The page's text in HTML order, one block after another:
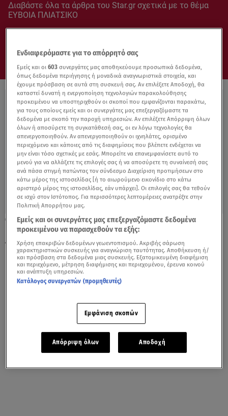
Διαβάστε όλα τα άρθρα του Star.gr σχετικά με το θέμα
ΕΥΒΟΙΑ ΠΛΙΑΤΣΙΚΟ
13.08.20, 21:41
Εύβοια: Άγνωστοι έκαναν πλιάτσικο σε
πλημμυροπαθείς
Ενδιαφερόμαστε για το απόρρητό σας
Εμείς και οι603 συνεργάτες μας αποθηκεύουμε προσωπικά δεδομένα,
όπως δεδομένα περιήγησης ή μοναδικά αναγνωριστικά στοιχεία, και
έχουμε πρόσβαση σε αυτά στη συσκευή σας. Αν επιλέξετε Αποδοχή, θα
καταστεί δυνατή η ενεργοποίηση τεχνολογιών παρακολούθησης
προκειμένου να υποστηριχθούν οι σκοποί που εμφανίζονται παρακάτω,
για τους οποίους εμείς και οι συνεργάτες μας επεξεργαζόμαστε τα
δεδομένα με σκοπό την παροχή υπηρεσιών. Αν επιλέξετε Απόρριψη όλων
όλων ή αποσύρετε τη συγκατάθεσή σας, οι εν λόγω τεχνολογίες θα
απενεργοποιηθούν. Αν απενεργοποιηθούν οι ιχνηλάτες, ορισμένο
περιεχόμενο και κάποιες από τις διαφημίσεις που βλέπετε ενδέχεται να
μην είναι τόσο σχετικές με εσάς. Μπορείτε να επανεμφανίσετε αυτό το
μενού για να αλλάξετε τις επιλογές σας ή να αποσύρετε τη συναίνεσή σας
ανά πάσα στιγμή πατώντας τον σύνδεσμο Διαχείριση προτιμήσεων στο
κάτω μέρος της ιστοσελίδας [ή το αιωρούμενο εικονίδιο στο κάτω
αριστερό μέρος της ιστοσελίδας, εάν υπάρχει]. Οι επιλογές σας θα τεθούν
σε ισχύ στον Ιστότοπος. Για περισσότερες λεπτομέρειες ανατρέξτε στην
Πολιτική Απορρήτου μας.
Εμείς και οι συνεργάτες μας επεξεργαζόμαστε δεδομένα
προκειμένου να παρασχεθούν τα εξής:
Χρήση επακριβών δεδομένων γεωεντοπισμού. Ακριβής σάρωση
χαρακτηριστικών συσκευής για αναγνώριση ταυτότητας. Αποθήκευση ή/
και πρόσβαση στα δεδομένα μιας συσκευής. Εξατομικευμένη διαφήμιση
και περιεχόμενο, μέτρηση διαφήμισης και περιεχομένου, έρευνα κοινού
και ανάπτυξη υπηρεσιών.
Κατάλογος συνεργατών (προμηθευτές)
Εμφάνιση σκοπών
Απόρριψη όλων Αποδοχή